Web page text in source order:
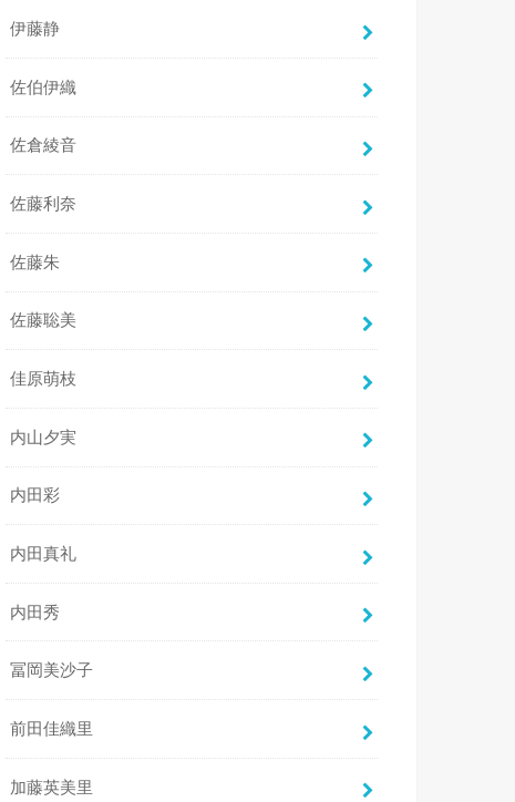
伊藤静
佐伯伊織
佐倉綾音
佐藤利奈
佐藤朱
佐藤聡美
佳原萌枝
内山夕実
内田彩
内田真礼
内田秀
冨岡美沙子
前田佳織里
加藤英美里